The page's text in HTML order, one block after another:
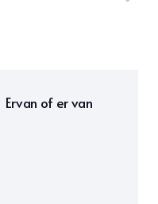
Ervan of er van